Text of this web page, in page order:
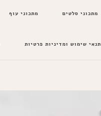
מתכוני סלטים מתכוני עוף
תנאי שימוש ומדיניות פרטיות